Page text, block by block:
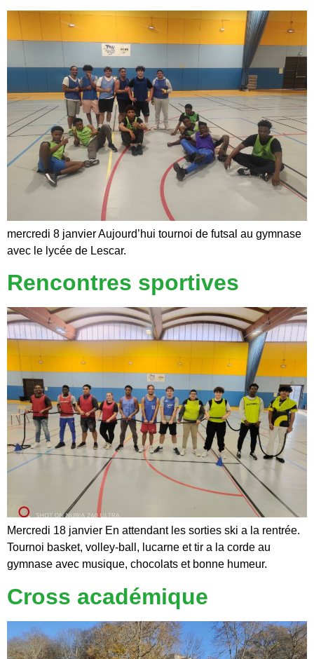
mercredi 8 janvier Aujourd’hui tournoi de futsal au gymnase
avec le lycée de Lescar.
Rencontres sportives
Mercredi 18 janvier En attendant les sorties ski a la rentrée.
Tournoi basket, volley-ball, lucarne et tir a la corde au
gymnase avec musique, chocolats et bonne humeur.
Cross académique